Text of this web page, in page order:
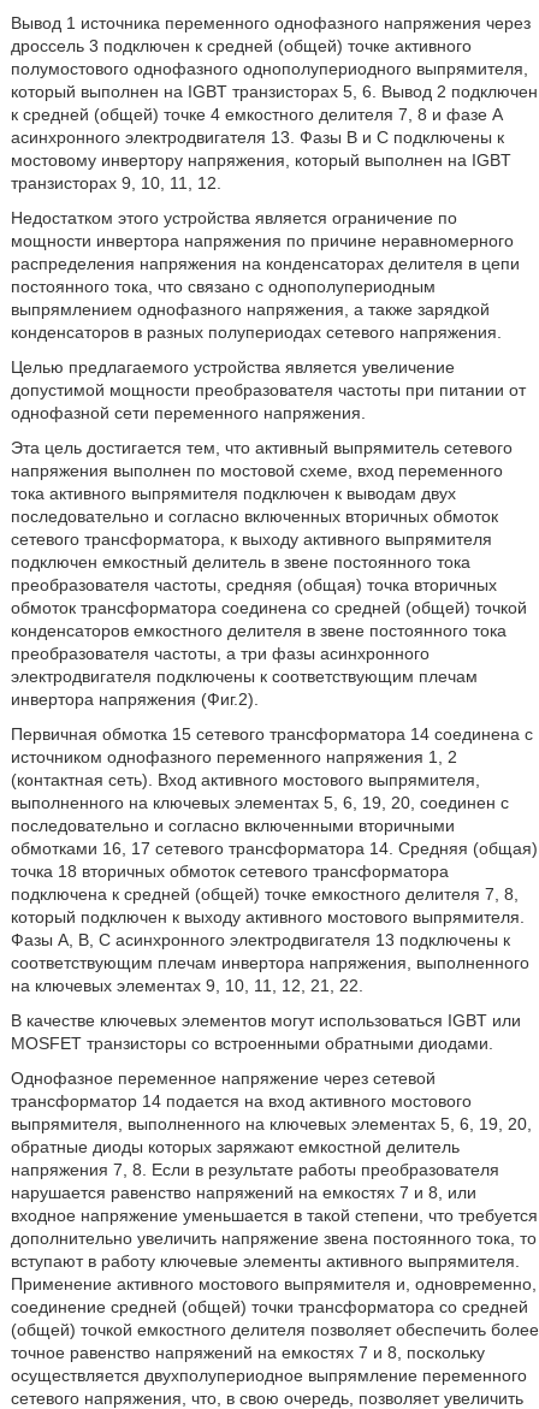
Вывод 1 источника переменного однофазного напряжения через
дроссель 3 подключен к средней (общей) точке активного
полумостового однофазного однополупериодного выпрямителя,
который выполнен на IGBT транзисторах 5, 6. Вывод 2 подключен
к средней (общей) точке 4 емкостного делителя 7, 8 и фазе А
асинхронного электродвигателя 13. Фазы В и С подключены к
мостовому инвертору напряжения, который выполнен на IGBT
транзисторах 9, 10, 11, 12.
Недостатком этого устройства является ограничение по
мощности инвертора напряжения по причине неравномерного
распределения напряжения на конденсаторах делителя в цепи
постоянного тока, что связано с однополупериодным
выпрямлением однофазного напряжения, а также зарядкой
конденсаторов в разных полупериодах сетевого напряжения.
Целью предлагаемого устройства является увеличение
допустимой мощности преобразователя частоты при питании от
однофазной сети переменного напряжения.
Эта цель достигается тем, что активный выпрямитель сетевого
напряжения выполнен по мостовой схеме, вход переменного
тока активного выпрямителя подключен к выводам двух
последовательно и согласно включенных вторичных обмоток
сетевого трансформатора, к выходу активного выпрямителя
подключен емкостный делитель в звене постоянного тока
преобразователя частоты, средняя (общая) точка вторичных
обмоток трансформатора соединена со средней (общей) точкой
конденсаторов емкостного делителя в звене постоянного тока
преобразователя частоты, а три фазы асинхронного
электродвигателя подключены к соответствующим плечам
инвертора напряжения (Фиг.2).
Первичная обмотка 15 сетевого трансформатора 14 соединена с
источником однофазного переменного напряжения 1, 2
(контактная сеть). Вход активного мостового выпрямителя,
выполненного на ключевых элементах 5, 6, 19, 20, соединен с
последовательно и согласно включенными вторичными
обмотками 16, 17 сетевого трансформатора 14. Средняя (общая)
точка 18 вторичных обмоток сетевого трансформатора
подключена к средней (общей) точке емкостного делителя 7, 8,
который подключен к выходу активного мостового выпрямителя.
Фазы А, В, С асинхронного электродвигателя 13 подключены к
соответствующим плечам инвертора напряжения, выполненного
на ключевых элементах 9, 10, 11, 12, 21, 22.
В качестве ключевых элементов могут использоваться IGBT или
MOSFET транзисторы со встроенными обратными диодами.
Однофазное переменное напряжение через сетевой
трансформатор 14 подается на вход активного мостового
выпрямителя, выполненного на ключевых элементах 5, 6, 19, 20,
обратные диоды которых заряжают емкостной делитель
напряжения 7, 8. Если в результате работы преобразователя
нарушается равенство напряжений на емкостях 7 и 8, или
входное напряжение уменьшается в такой степени, что требуется
дополнительно увеличить напряжение звена постоянного тока, то
вступают в работу ключевые элементы активного выпрямителя.
Применение активного мостового выпрямителя и, одновременно,
соединение средней (общей) точки трансформатора со средней
(общей) точкой емкостного делителя позволяет обеспечить более
точное равенство напряжений на емкостях 7 и 8, поскольку
осуществляется двухполупериодное выпрямление переменного
сетевого напряжения, что, в свою очередь, позволяет увеличить